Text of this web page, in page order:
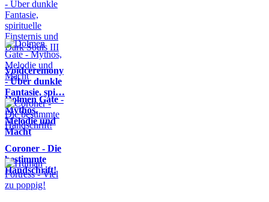
Voidceremony
- Über dunkle
Fantasie, spi…
Dolmen Gate -
Mythos,
Melodie und
Macht
Coroner - Die
bestimmte
Handschrift!